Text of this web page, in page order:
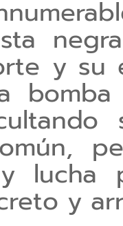
y su
lucha
y